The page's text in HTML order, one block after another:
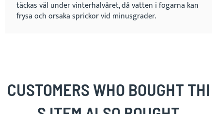
täckas väl under vinterhalvåret, då vatten i fogarna kan
frysa och orsaka sprickor vid minusgrader.
CUSTOMERS WHO BOUGHT THI